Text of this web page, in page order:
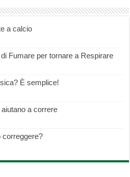
a calcio
Fumare per tornare a Respirare
È semplice!
a correre
correggere?